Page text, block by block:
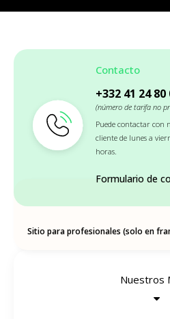
Contacto
+332 41 24 80
(número de tarifa no
Puede contactar con
cliente de lunes a
horas.
Formulario de
Sitio para profesionales (solo en
Nuestros